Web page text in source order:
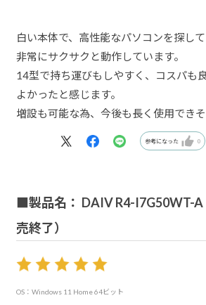
白い本体で、高性能なパソコンを探して
非常にサクサクと動作しています。
14型で持ち運びもしやすく、コスパも
よかったと感じます。
増設も可能な為、今後も長く使用できそ
参考になった 0
■製品名： DAIV R4-I7G50WT-A
売終了）
OS：Windows 11 Home 64ビット